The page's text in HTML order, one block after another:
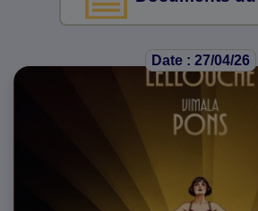
Date : 27/04/26